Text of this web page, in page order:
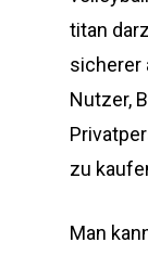
titan
sicherer
Nutzer,
zu
Man